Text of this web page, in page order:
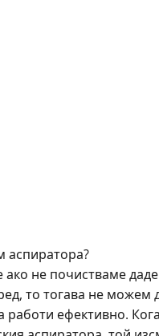
аспиратора?
не почистваме
то тогава не можем
работи ефективно.